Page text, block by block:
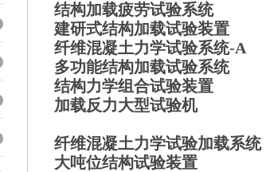
结构加载疲劳试验系统
建研式结构加载试验装置
纤维混凝土力学试验系统-A
多功能结构加载试验系统
结构力学组合试验装置
加载反力大型试验机
纤维混凝土力学试验加载系统
大吨位结构试验装置